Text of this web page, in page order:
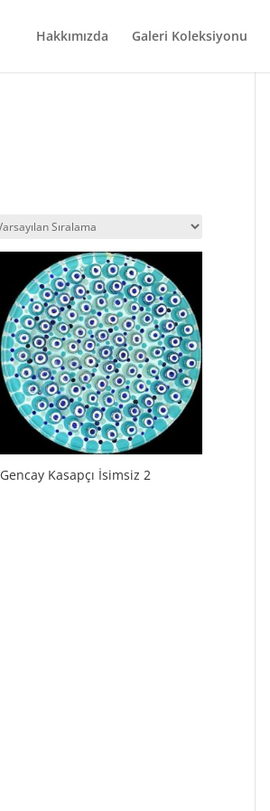
Hakkımızda Galeri Koleksiyonu
Gencay Kasapçı İsimsiz 2